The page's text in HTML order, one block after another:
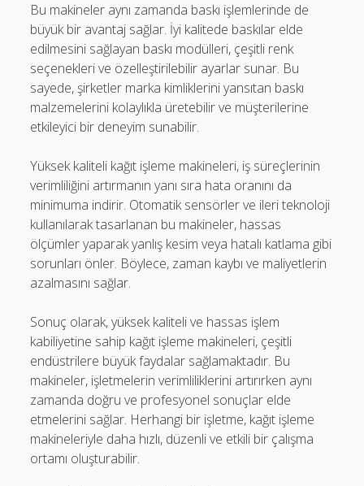
Bu makineler aynı zamanda baskı işlemlerinde de
büyük bir avantaj sağlar. İyi kalitede baskılar elde
edilmesini sağlayan baskı modülleri, çeşitli renk
seçenekleri ve özelleştirilebilir ayarlar sunar. Bu
sayede, şirketler marka kimliklerini yansıtan baskı
malzemelerini kolaylıkla üretebilir ve müşterilerine
etkileyici bir deneyim sunabilir.
Yüksek kaliteli kağıt işleme makineleri, iş süreçlerinin
verimliliğini artırmanın yanı sıra hata oranını da
minimuma indirir. Otomatik sensörler ve ileri teknoloji
kullanılarak tasarlanan bu makineler, hassas
ölçümler yaparak yanlış kesim veya hatalı katlama gibi
sorunları önler. Böylece, zaman kaybı ve maliyetlerin
azalmasını sağlar.
Sonuç olarak, yüksek kaliteli ve hassas işlem
kabiliyetine sahip kağıt işleme makineleri, çeşitli
endüstrilere büyük faydalar sağlamaktadır. Bu
makineler, işletmelerin verimliliklerini artırırken aynı
zamanda doğru ve profesyonel sonuçlar elde
etmelerini sağlar. Herhangi bir işletme, kağıt işleme
makineleriyle daha hızlı, düzenli ve etkili bir çalışma
ortamı oluşturabilir.